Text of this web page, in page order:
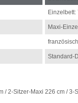
Maxi-
Standard-
/ 2-Sitzer-Maxi 226 cm / 3-